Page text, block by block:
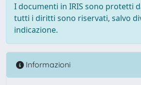
I documenti in IRIS sono protetti
tutti i diritti sono riservati, salvo
indicazione.
Informazioni